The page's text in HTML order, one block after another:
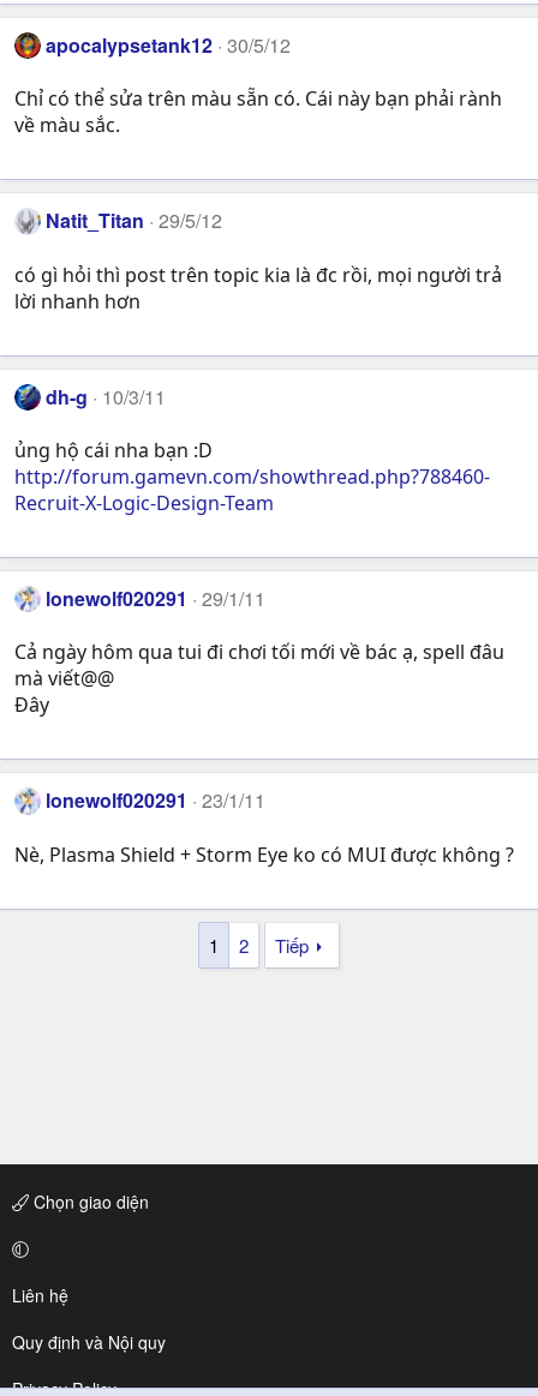
apocalypsetank12 30/5/12
Chỉ có thể sửa trên màu sẵn có. Cái này bạn phải rành
về màu sắc.
Natit_Titan 29/5/12
có gì hỏi thì post trên topic kia là đc rồi, mọi người trả
lời nhanh hơn
dh-g 10/3/11
ủng hộ cái nha bạn :D
http://forum.gamevn.com/showthread.php?788460-
Recruit-X-Logic-Design-Team
lonewolf020291 29/1/11
Cả ngày hôm qua tui đi chơi tối mới về bác ạ, spell đâu
mà viết@@
Đây
lonewolf020291 23/1/11
Nè, Plasma Shield + Storm Eye ko có MUI được không ?
1 2 Tiếp
Chọn giao diện
Liên hệ
Quy định và Nội quy
Privacy Policy